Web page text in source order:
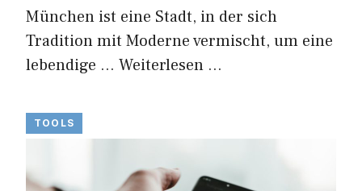
München ist eine Stadt, in der sich
Tradition mit Moderne vermischt, um eine
lebendige … Weiterlesen …
TOOLS